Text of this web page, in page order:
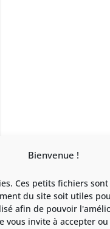
Bienvenue !
Ces petits fichiers
du site soit utiles
afin de pouvoir
vous invite à accepter